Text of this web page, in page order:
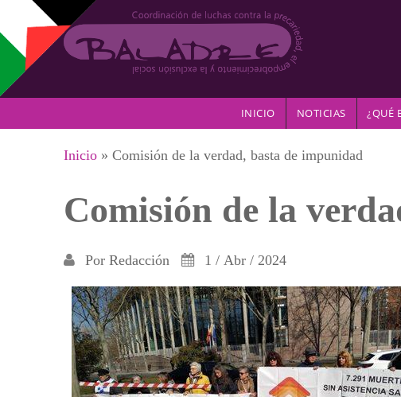
Pasar al contenido principal
INICIO NOTICIAS ¿QUÉ
Se encuentra usted aquí
Inicio » Comisión de la verdad, basta de impunidad
Comisión de la
Por Redacción 1 / Abr / 2024